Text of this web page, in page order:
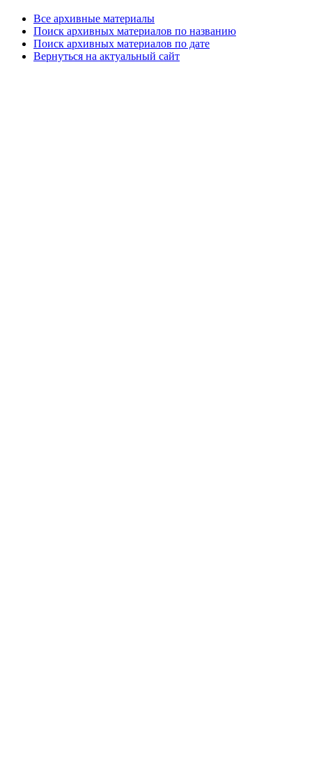
Все архивные материалы
Поиск архивных материалов по названию
Поиск архивных материалов по дате
Вернуться на актуальный сайт